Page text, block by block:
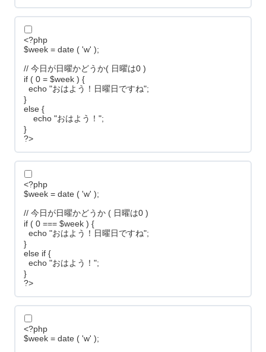
<?php
$week = date ( 'w' );
// 今日が日曜かどうか( 日曜は0 )
if ( 0 = $week ) {
echo "おはよう！日曜日ですね";
}
else {
echo "おはよう！";
}
?>
<?php
$week = date ( 'w' );
// 今日が日曜かどうか ( 日曜は0 )
if ( 0 === $week ) {
echo "おはよう！日曜日ですね";
}
else if {
echo "おはよう！";
}
?>
<?php
$week = date ( 'w' );